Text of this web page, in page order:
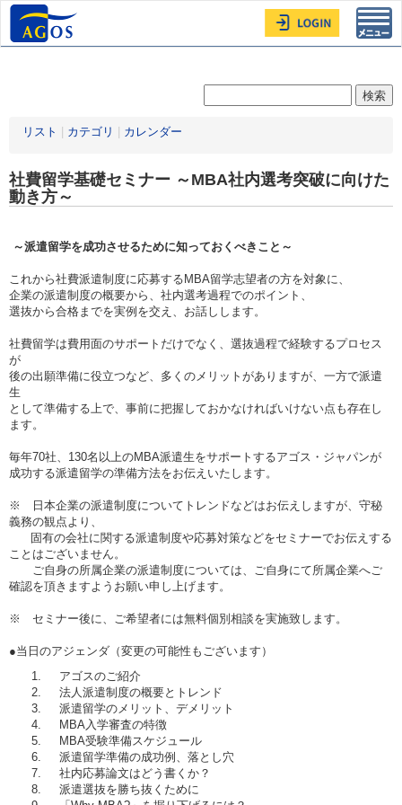
リスト カテゴリ カレンダー
社費留学基礎セミナー ～MBA社内選考突破に向けた
動き方～
～派遣留学を成功させるために知っておくべきこと～
これから社費派遣制度に応募するMBA留学志望者の方を対象に、
企業の派遣制度の概要から、社内選考過程でのポイント、
選抜から合格までを実例を交え、お話しします。
社費留学は費用面のサポートだけでなく、選抜過程で経験するプロセス
が
後の出願準備に役立つなど、多くのメリットがありますが、一方で派遣
生
として準備する上で、事前に把握しておかなければいけない点も存在し
ます。
毎年70社、130名以上のMBA派遣生をサポートするアゴス・ジャパンが
成功する派遣留学の準備方法をお伝えいたします。
※ 日本企業の派遣制度についてトレンドなどはお伝えしますが、守秘
義務の観点より、
固有の会社に関する派遣制度や応募対策などをセミナーでお伝えする
ことはございません。
ご自身の所属企業の派遣制度については、ご自身にて所属企業へご
確認を頂きますようお願い申し上げます。
※ セミナー後に、ご希望者には無料個別相談を実施致します。
●当日のアジェンダ（変更の可能性もございます）
アゴスのご紹介
法人派遣制度の概要とトレンド
派遣留学のメリット、デメリット
MBA入学審査の特徴
MBA受験準備スケジュール
派遣留学準備の成功例、落とし穴
社内応募論文はどう書くか？
派遣選抜を勝ち抜くために